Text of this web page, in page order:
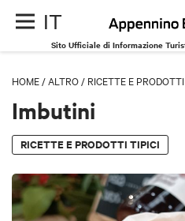
IT
Sito Ufficiale di Informazione
HOME /ALTRO / RICETTE E
Imbutini
RICETTE E PRODOTTI TIPICI